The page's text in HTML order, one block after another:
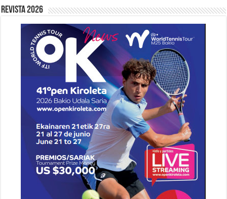
Revista 2026